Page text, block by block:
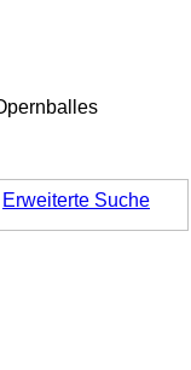
Erweiterte Suche